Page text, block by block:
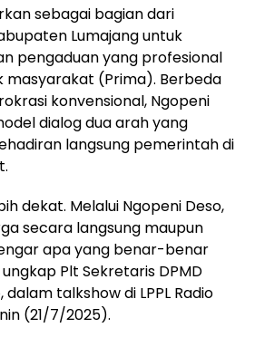
sebagai bagian dari
Lumajang untuk
pengaduan yang profesional
masyarakat (Prima). Berbeda
konvensional, Ngopeni
dialog dua arah yang
langsung pemerintah di
dekat. Melalui Ngopeni Deso,
secara langsung maupun
apa yang benar-benar
Plt Sekretaris DPMD
dalam talkshow di LPPL Radio
(21/7/2025).